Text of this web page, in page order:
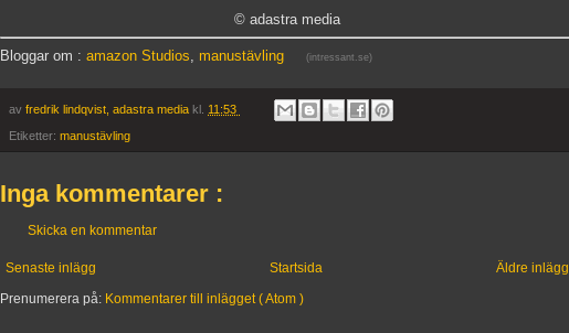
© adastra media
Bloggar om : amazon Studios manustävling (intressant.se)
av fredrik lindqvist, adastra media kl. 11:53
Etiketter: manustävling
Inga kommentarer :
Skicka en kommentar
Senaste inlägg Äldre inlägg
Startsida
Prenumerera på: Kommentarer till inlägget ( Atom )